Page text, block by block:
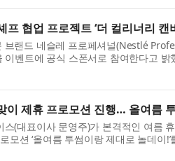
협업 프로젝트 ‘더 컬리너리 캔
랜드 네슬레 프로페셔널(Nestlé
벤트에 공식 스폰서로 참여한다고
이 제휴 프로모션 진행… 올여름
(대표이사 문영주)가 본격적인 여름
모션 ‘올여름 투썸이랑 제대로 놀데이